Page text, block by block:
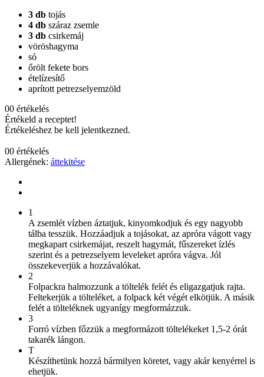
3 db tojás
4 db száraz zsemle
3 db csirkemáj
vöröshagyma
só
őrölt fekete bors
ételízesítő
aprított petrezselyemzöld
00 értékelés
Értékeld a receptet!
Értékeléshez be kell jelentkezned.
00 értékelés
Allergének: áttekitése
1
A zsemlét vízben áztatjuk, kinyomkodjuk és egy nagyobb
tálba tesszük. Hozzáadjuk a tojásokat, az apróra vágott vagy
megkapart csirkemájat, reszelt hagymát, fűszereket ízlés
szerint és a petrezselyem leveleket apróra vágva. Jól
összekeverjük a hozzávalókat.
2
Folpackra halmozzunk a töltelék felét és eligazgatjuk rajta.
Feltekerjük a tölteléket, a folpack két végét elkötjük. A másik
felét a tölteléknek ugyanígy megformázzuk.
3
Forró vízben főzzük a megformázott töltelékeket 1,5-2 órát
takarék lángon.
T
Készíthetünk hozzá bármilyen köretet, vagy akár kenyérrel is
ehetjük.